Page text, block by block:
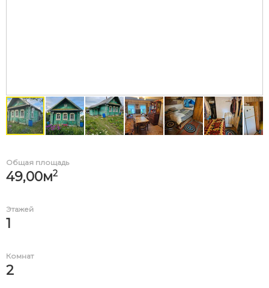
Общая площадь
49,00м2
Этажей
1
Комнат
2